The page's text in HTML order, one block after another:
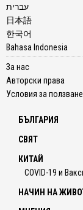
עברית
日本語
한국어
Bahasa Indonesia
За нас
Авторски права
Условия за ползване
БЪЛГАРИЯ
СВЯТ
КИТАЙ
COVID-19 и
НАЧИН НА